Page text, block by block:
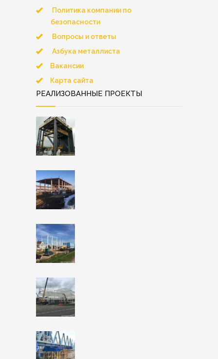
Политика компании по
безопасности
Вопросы и ответы
Азбука металлиста
Вакансии
Карта сайта
РЕАЛИЗОВАННЫЕ ПРОЕКТЫ